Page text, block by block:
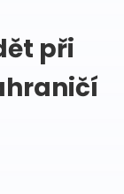
při